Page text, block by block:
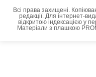
Всі права захищені.
редакції. Для інтернет-
відкритою індексацією у
Матеріали з плашкою